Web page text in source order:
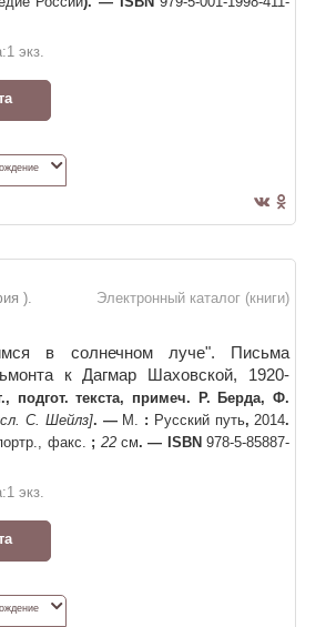
1 экз.
Электронный каталог (книги)
).
в солнечном луче". Письма
к Дагмар Шаховской, 1920-
подгот. текста, примеч. Р. Берда, Ф.
С. Шейлз]. —М. : Русский путь, 2014.
факс. ; 22см. — ISBN 978-5-85887-
1 экз.